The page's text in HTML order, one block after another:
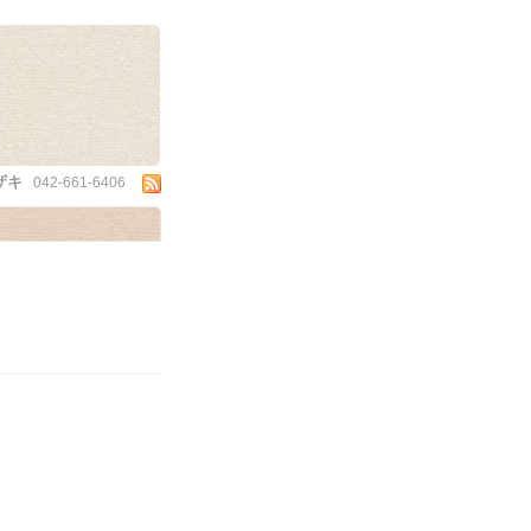
キ 042-661-6406